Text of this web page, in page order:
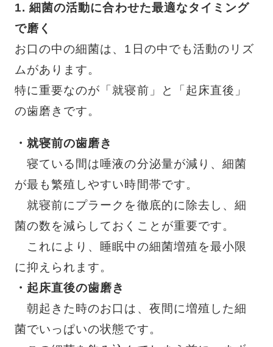
1. 細菌の活動に合わせた最適なタイミング
で磨く
お口の中の細菌は、1日の中でも活動のリズ
ムがあります。
特に重要なのが「就寝前」と「起床直後」
の歯磨きです。
・就寝前の歯磨き
寝ている間は唾液の分泌量が減り、細菌
が最も繁殖しやすい時間帯です。
就寝前にプラークを徹底的に除去し、細
菌の数を減らしておくことが重要です。
これにより、睡眠中の細菌増殖を最小限
に抑えられます。
・起床直後の歯磨き
朝起きた時のお口は、夜間に増殖した細
菌でいっぱいの状態です。